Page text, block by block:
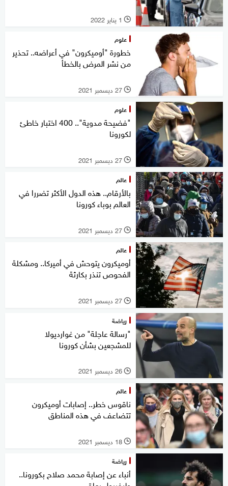
l 1 يناير 2022
علوم
خطورة "أوميكرون" في أعراضه.. تحذير
من نشر المرض بالخطأ
l 27 ديسمبر 2021
علوم
"فضيحة مدوية".. 400 اختبار خاطئ
لكورونا
l 27 ديسمبر 2021
عالم
بالأرقام.. هذه الدول الأكثر تضررا في
العالم بوباء كورونا
l 27 ديسمبر 2021
عالم
أوميكرون يتوحش في أميركا.. ومشكلة
الفحوص تنذر بكارثة
l 27 ديسمبر 2021
رياضة
"رسالة عاجلة" من غوارديولا
للمشجعين بشأن كورونا
l 26 ديسمبر 2021
عالم
ناقوس خطر.. إصابات أوميكرون
تتضاعف في هذه المناطق
l 18 ديسمبر 2021
رياضة
أنباء عن إصابة محمد صلاح بكورونا..